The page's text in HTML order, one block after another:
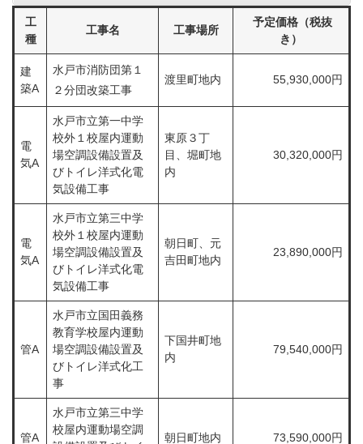
工
種
工事名 工事場所
予定価格（税抜
き）
建
築A
水戸市消防団第１
２分団改築工事
渡里町地内 55,930,000円
電
気A
水戸市立第一中学
校外１校屋内運動
場空調設備設置及
びトイレ洋式化電
気設備工事
東原３丁
目、堀町地
内
30,320,000円
電
気A
水戸市立第三中学
校外１校屋内運動
場空調設備設置及
びトイレ洋式化電
気設備工事
​朝日町、元
吉田町地内
23,890,000円
管A
水戸市立国田義務
教育学校屋内運動
場空調設備設置及
びトイレ洋式化工
事
下国井町地
内
79,540,000円
管A
水戸市立第三中学
校屋内運動場空調
朝日町地内 73,590,000円